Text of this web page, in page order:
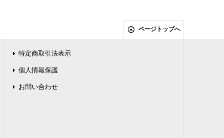
ページトップへ
特定商取引法表示
個人情報保護
お問い合わせ